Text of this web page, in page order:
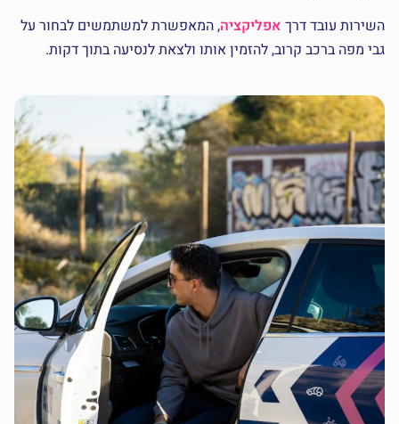
השירות עובד דרך אפליקציה, המאפשרת למשתמשים לבחור על
גבי מפה ברכב קרוב, להזמין אותו ולצאת לנסיעה בתוך דקות.